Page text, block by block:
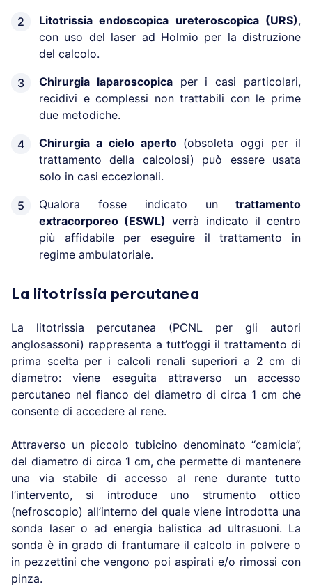
Litotrissia endoscopica ureteroscopica (URS),
con uso del laser ad Holmio per la distruzione
del calcolo.
Chirurgia laparoscopicaper i casi particolari,
recidivi e complessi non trattabili con le prime
due metodiche.
Chirurgia a cielo aperto(obsoleta oggi per il
trattamento della calcolosi) può essere usata
solo in casi eccezionali.
Qualora fosse indicato un trattamento
extracorporeo (ESWL) verrà indicato il centro
più affidabile per eseguire il trattamento in
regime ambulatoriale.
La litotrissia percutanea
La litotrissia percutanea (PCNL per gli autori
anglosassoni) rappresenta a tutt’oggi il trattamento di
prima scelta per i calcoli renali superiori a 2 cm di
diametro: viene eseguita attraverso un accesso
percutaneo nel fianco del diametro di circa 1 cm che
consente di accedere al rene.
Attraverso un piccolo tubicino denominato “camicia”,
del diametro di circa 1 cm, che permette di mantenere
una via stabile di accesso al rene durante tutto
l’intervento, si introduce uno strumento ottico
(nefroscopio) all’interno del quale viene introdotta una
sonda laser o ad energia balistica ad ultrasuoni. La
sonda è in grado di frantumare il calcolo in polvere o
in pezzettini che vengono poi aspirati e/o rimossi con
pinza.